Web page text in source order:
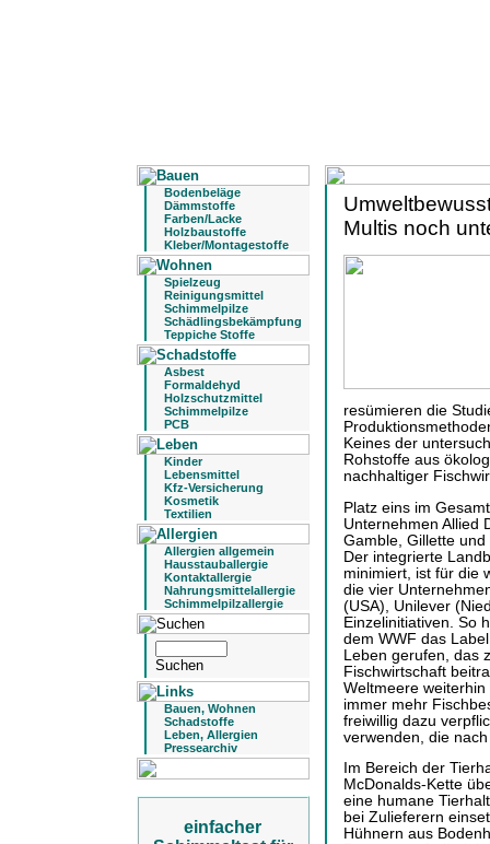
Bodenbeläge
Dämmstoffe
Farben/Lacke
Holzbaustoffe
Kleber/Montagestoffe
Spielzeug
Reinigungsmittel
Schimmelpilze
Schädlingsbekämpfung
Teppiche Stoffe
Asbest
Formaldehyd
Holzschutzmittel
Schimmelpilze
PCB
Kinder
Lebensmittel
Kfz-Versicherung
Kosmetik
Textilien
Allergien allgemein
Hausstauballergie
Kontaktallergie
Nahrungsmittelallergie
Schimmelpilzallergie
Bauen, Wohnen
Schadstoffe
Leben, Allergien
Pressearchiv
einfacher
Multis noch
resümieren die
Keines der
Rohstoffe aus
nachhaltiger
Platz eins im
Unternehmen Allied
Gamble, Gillette und
Der integrierte
minimiert, ist für die
die vier
(USA), Unilever
Einzelinitiativen. So
dem WWF das
Leben gerufen, das
Fischwirtschaft
Weltmeere
immer mehr
freiwillig dazu
verwenden, die
Im Bereich der
McDonalds-Kette
eine humane
bei Zulieferern
Hühnern aus